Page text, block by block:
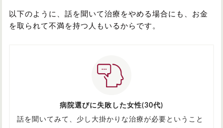
以下のように、話を聞いて治療をやめる場合にも、お金
を取られて不満を持つ人もいるからです。
病院選びに失敗した女性(30代)
話を聞いてみて、少し大掛かりな治療が必要ということ